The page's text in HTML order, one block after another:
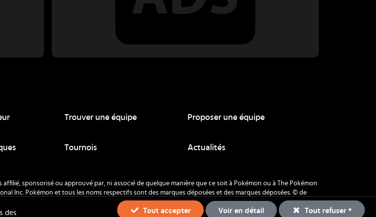
Trouver une équipe Proposer une équipe
Tournois Actualités
affilié, sponsorisé ou approuvé par, ni associé de quelque manière que ce soit à Pokémon ou à The Pokémon
Inc. Pokémon et tous les noms respectifs sont des marques déposées et des marques déposées. © de
Nintendo 1996-2026.
des Tout accepter Voir en détail Tout refuser *